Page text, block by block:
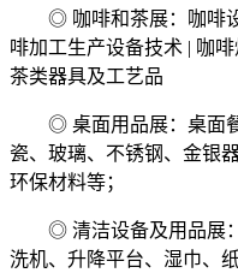
◎ 咖啡和茶展：咖啡设
啡加工生产设备技术 | 咖
茶类器具及工艺品
◎ 桌面用品展：桌面餐
瓷、玻璃、不锈钢、金银
环保材料等；
◎ 清洁设备及用品展：
洗机、升降平台、湿巾、